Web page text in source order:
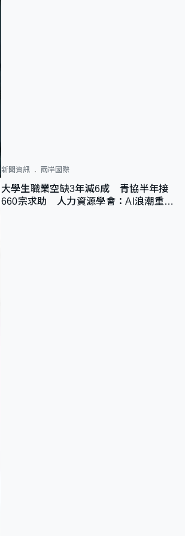
新聞資訊 兩岸國際
大學生職業空缺3年減6成 青協半年接
660宗求助 人力資源學會：AI浪潮重整